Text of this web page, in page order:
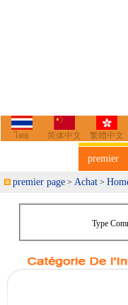
ไทย 简体中文 繁體中文
premier
premier page > Achat >
Type